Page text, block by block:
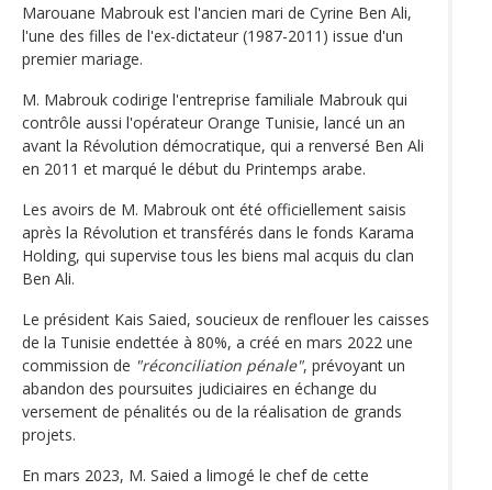
Marouane Mabrouk est l'ancien mari de Cyrine Ben Ali,
l'une des filles de l'ex-dictateur (1987-2011) issue d'un
premier mariage.
M. Mabrouk codirige l'entreprise familiale Mabrouk qui
contrôle aussi l'opérateur Orange Tunisie, lancé un an
avant la Révolution démocratique, qui a renversé Ben Ali
en 2011 et marqué le début du Printemps arabe.
Les avoirs de M. Mabrouk ont été officiellement saisis
après la Révolution et transférés dans le fonds Karama
Holding, qui supervise tous les biens mal acquis du clan
Ben Ali.
Le président Kais Saied, soucieux de renflouer les caisses
de la Tunisie endettée à 80%, a créé en mars 2022 une
commission de "réconciliation pénale", prévoyant un
abandon des poursuites judiciaires en échange du
versement de pénalités ou de la réalisation de grands
projets.
En mars 2023, M. Saied a limogé le chef de cette